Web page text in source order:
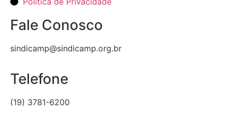
Fale Conosco
sindicamp@sindicamp.org.br
Telefone
(19) 3781-6200